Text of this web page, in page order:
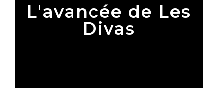
L'avancée de Les
Divas